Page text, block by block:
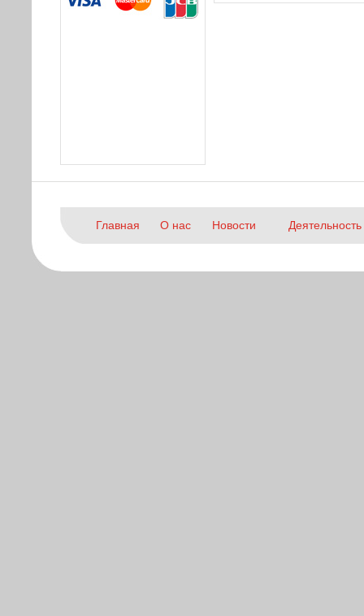
Главная О нас Новости Деятельность